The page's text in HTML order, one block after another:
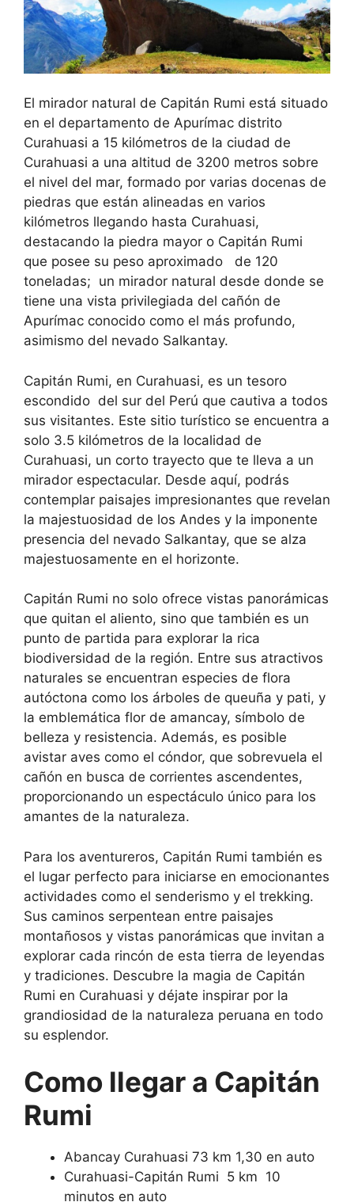
El mirador natural de Capitán Rumi está situado
en el departamento de Apurímac distrito
Curahuasi a 15 kilómetros de la ciudad de
Curahuasi a una altitud de 3200 metros sobre
el nivel del mar, formado por varias docenas de
piedras que están alineadas en varios
kilómetros llegando hasta Curahuasi,
destacando la piedra mayor o Capitán Rumi
que posee su peso aproximado de 120
toneladas; un mirador natural desde donde se
tiene una vista privilegiada del cañón de
Apurímac conocido como el más profundo,
asimismo del nevado Salkantay.
Capitán Rumi, en Curahuasi, es un tesoro
escondido del sur del Perú que cautiva a todos
sus visitantes. Este sitio turístico se encuentra a
solo 3.5 kilómetros de la localidad de
Curahuasi, un corto trayecto que te lleva a un
mirador espectacular. Desde aquí, podrás
contemplar paisajes impresionantes que revelan
la majestuosidad de los Andes y la imponente
presencia del nevado Salkantay, que se alza
majestuosamente en el horizonte.
Capitán Rumi no solo ofrece vistas panorámicas
que quitan el aliento, sino que también es un
punto de partida para explorar la rica
biodiversidad de la región. Entre sus atractivos
naturales se encuentran especies de flora
autóctona como los árboles de queuña y pati, y
la emblemática flor de amancay, símbolo de
belleza y resistencia. Además, es posible
avistar aves como el cóndor, que sobrevuela el
cañón en busca de corrientes ascendentes,
proporcionando un espectáculo único para los
amantes de la naturaleza.
Para los aventureros, Capitán Rumi también es
el lugar perfecto para iniciarse en emocionantes
actividades como el senderismo y el trekking.
Sus caminos serpentean entre paisajes
montañosos y vistas panorámicas que invitan a
explorar cada rincón de esta tierra de leyendas
y tradiciones. Descubre la magia de Capitán
Rumi en Curahuasi y déjate inspirar por la
grandiosidad de la naturaleza peruana en todo
su esplendor.
Como llegar a Capitán
Rumi
Abancay Curahuasi 73 km 1,30 en auto
Curahuasi-Capitán Rumi 5 km 10
minutos en auto